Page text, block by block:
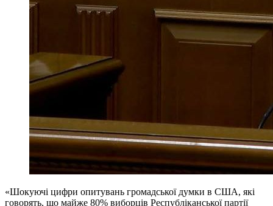
«Шокуючі цифри опитувань громадської думки в США, які
говорять, що майже 80% виборців Республіканської партії